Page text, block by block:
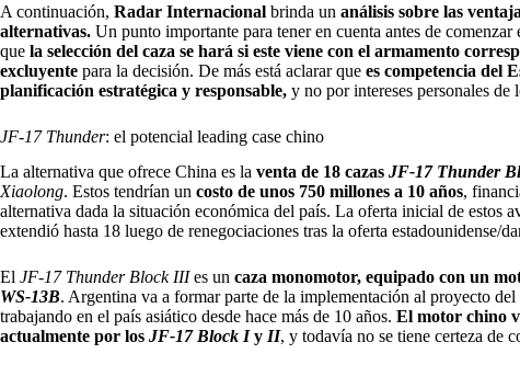
A continuación, Radar Internacional brinda un análisis sobre las
alternativas. Un punto importante para tener en cuenta antes de
que la selección del caza se hará si este viene con el armamento
excluyente para la decisión. De más está aclarar que es competencia del
planificación estratégica y responsable, y no por intereses personales de
JF-17 Thunder: el potencial leading case chino
La alternativa que ofrece China es la venta de 18 cazas JF-17 Thunder
Xiaolong. Estos tendrían un costo de unos 750 millones a 10 años,
alternativa dada la situación económica del país. La oferta inicial de estos
extendió hasta 18 luego de renegociaciones tras la oferta estadounidense/
El JF-17 Thunder Block IIIes un caza monomotor, equipado con un
WS-13B. Argentina va a formar parte de la implementación al proyecto
trabajando en el país asiático desde hace más de 10 años. El motor chino
actualmente por los JF-17 Block Iy II, y todavía no se tiene certeza de